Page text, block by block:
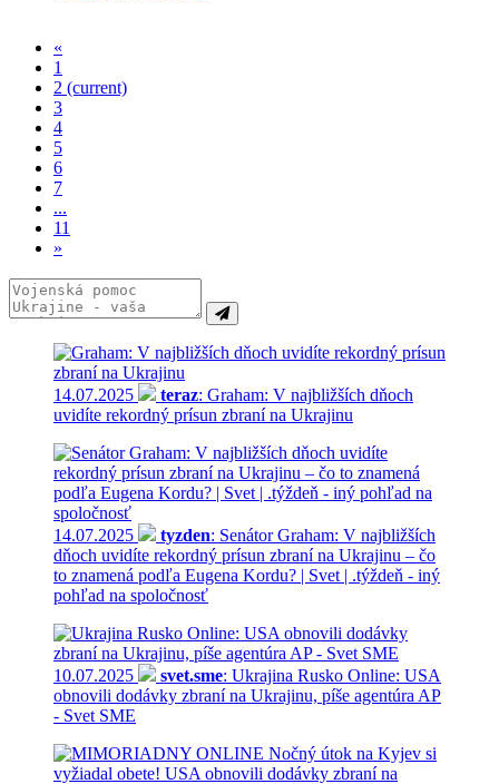
«
1
2 (current)
3
4
5
6
7
...
11
»
14.07.2025 teraz: Graham: V najbližších dňoch
uvidíte rekordný prísun zbraní na Ukrajinu
14.07.2025 tyzden: Senátor Graham: V najbližších
dňoch uvidíte rekordný prísun zbraní na Ukrajinu – čo
to znamená podľa Eugena Kordu? | Svet | .týždeň - iný
pohľad na spoločnosť
10.07.2025 svet.sme: Ukrajina Rusko Online: USA
obnovili dodávky zbraní na Ukrajinu, píše agentúra AP
- Svet SME